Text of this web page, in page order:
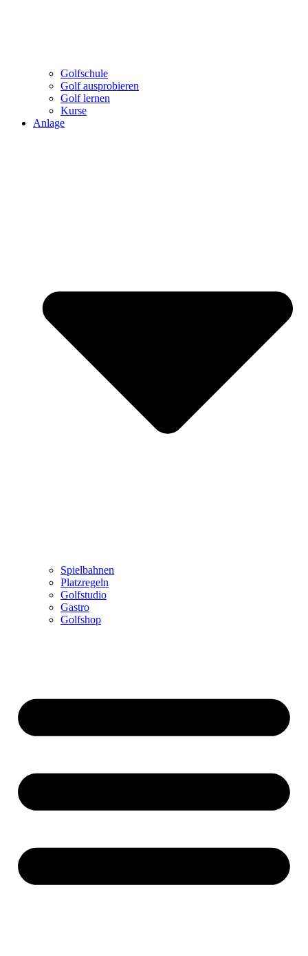
Golfschule
Golf ausprobieren
Golf lernen
Kurse
Anlage
Spielbahnen
Platzregeln
Golfstudio
Gastro
Golfshop